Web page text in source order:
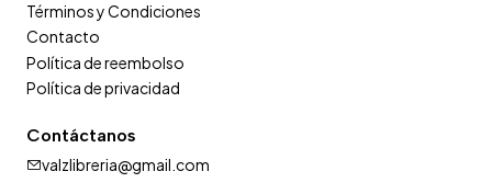
Términos y Condiciones
Contacto
Política de reembolso
Política de privacidad
Contáctanos
valzlibreria@gmail.com